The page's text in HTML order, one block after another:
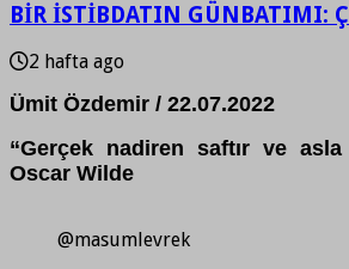
BİR İSTİBDATIN GÜNBATIMI:
2 hafta ago
Ümit Özdemir / 22.07.2022
“Gerçek nadiren saftır ve
Oscar Wilde
@masumlevrek